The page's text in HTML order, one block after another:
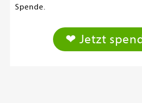
Spende.
❤ Jetzt